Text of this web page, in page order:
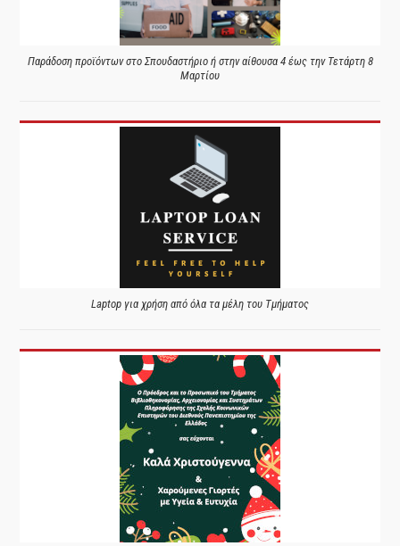
Παράδοση προϊόντων στο Σπουδαστήριο ή στην αίθουσα 4 έως την Τετάρτη 8
Μαρτίου
Laptop για χρήση από όλα τα μέλη του Τμήματος